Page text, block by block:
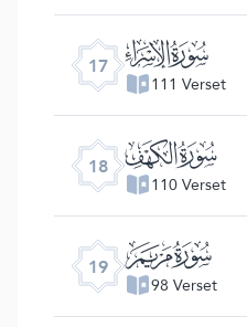
17 ﮝ
111 Verset
18 ﮞ
110 Verset
19 ﮟ
98 Verset